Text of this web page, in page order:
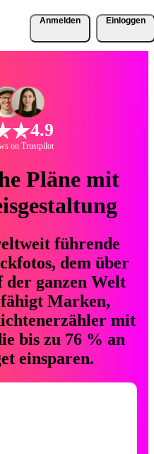
Anmelden Einloggen
4.9
on Trustpilot
Pläne mit
führende
dem über
der ganzen Welt
Marken,
mit
bis zu 76 % an
einsparen.